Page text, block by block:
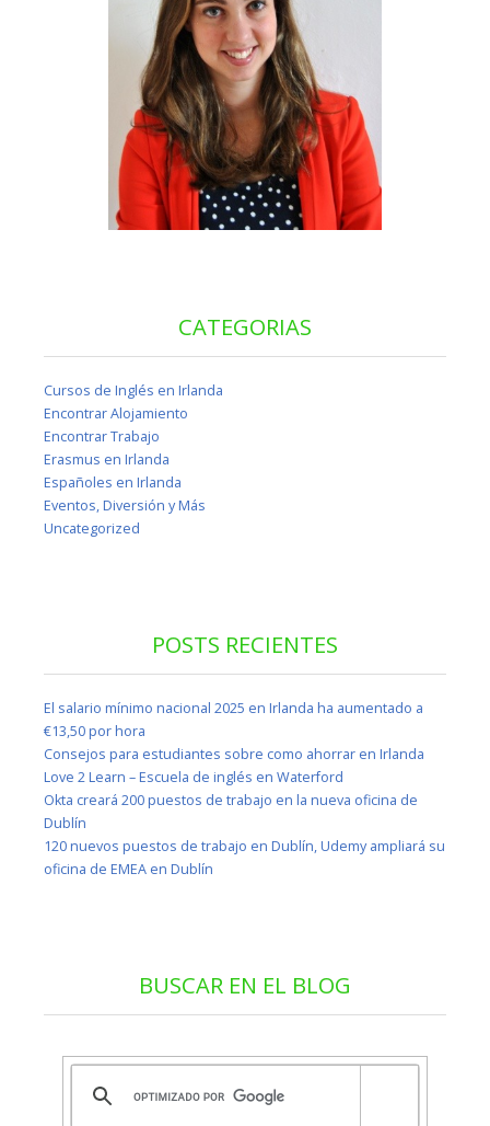
CATEGORIAS
Cursos de Inglés en Irlanda
Encontrar Alojamiento
Encontrar Trabajo
Erasmus en Irlanda
Españoles en Irlanda
Eventos, Diversión y Más
Uncategorized
POSTS RECIENTES
El salario mínimo nacional 2025 en Irlanda ha aumentado a
€13,50 por hora
Consejos para estudiantes sobre como ahorrar en Irlanda
Love 2 Learn – Escuela de inglés en Waterford
Okta creará 200 puestos de trabajo en la nueva oficina de
Dublín
120 nuevos puestos de trabajo en Dublín, Udemy ampliará su
oficina de EMEA en Dublín
BUSCAR EN EL BLOG